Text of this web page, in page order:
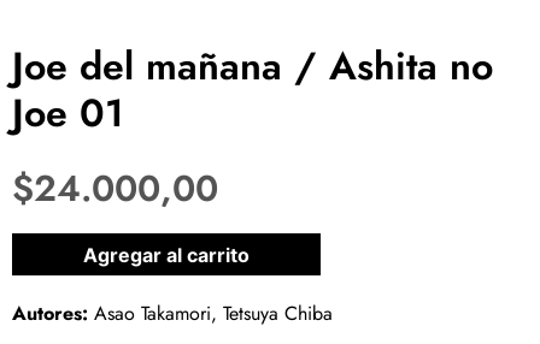
Joe del mañana / Ashita no
Joe 01
$24.000,00
1 disponibles
Agregar al carrito
Autores: Asao Takamori, Tetsuya Chiba